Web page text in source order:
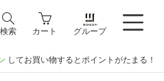
検索 カート グループ
してお買い物するとポイントがたまる！